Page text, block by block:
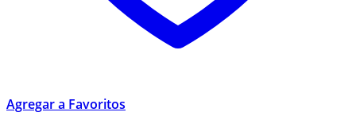
Agregar a Favoritos